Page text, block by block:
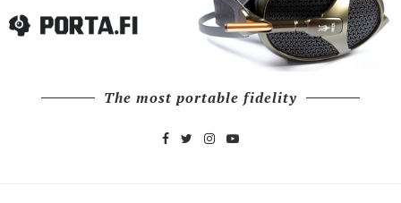
The most portable fidelity